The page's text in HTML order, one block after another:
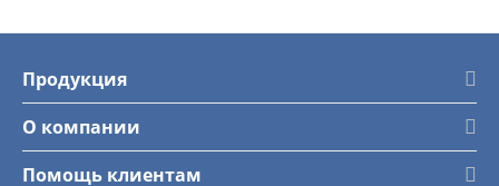
Продукция
О компании
Помощь клиентам